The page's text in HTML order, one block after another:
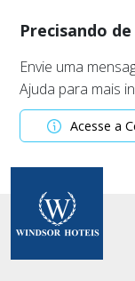
Precisando
Envie uma
Ajuda para mais
Acesse a